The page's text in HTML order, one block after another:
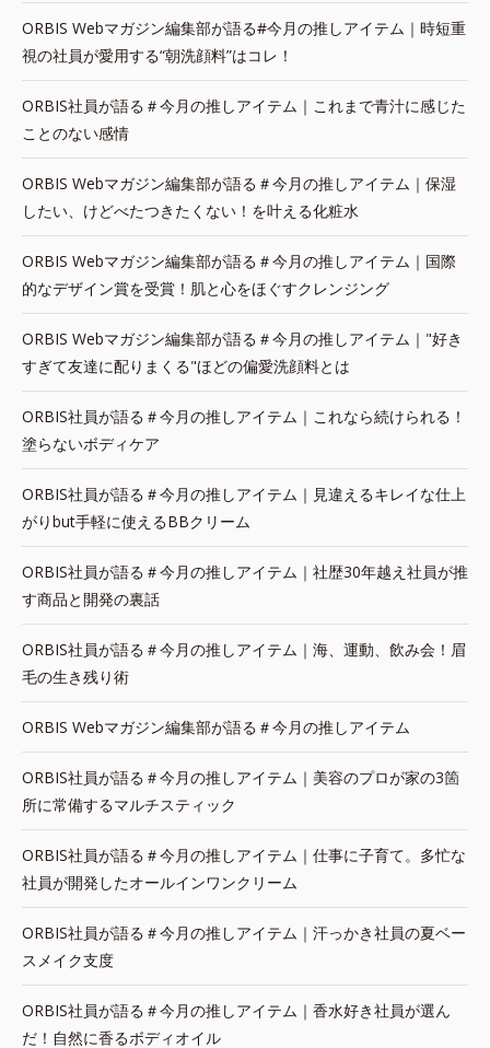
ORBIS Webマガジン編集部が語る#今月の推しアイテム｜時短重
視の社員が愛用する“朝洗顔料”はコレ！
ORBIS社員が語る＃今月の推しアイテム｜これまで青汁に感じた
ことのない感情
ORBIS Webマガジン編集部が語る＃今月の推しアイテム｜保湿
したい、けどべたつきたくない！を叶える化粧水
ORBIS Webマガジン編集部が語る＃今月の推しアイテム｜国際
的なデザイン賞を受賞！肌と心をほぐすクレンジング
ORBIS Webマガジン編集部が語る＃今月の推しアイテム｜"好き
すぎて友達に配りまくる"ほどの偏愛洗顔料とは
ORBIS社員が語る＃今月の推しアイテム｜これなら続けられる！
塗らないボディケア
ORBIS社員が語る＃今月の推しアイテム｜見違えるキレイな仕上
がりbut手軽に使えるBBクリーム
ORBIS社員が語る＃今月の推しアイテム｜社歴30年越え社員が推
す商品と開発の裏話
ORBIS社員が語る＃今月の推しアイテム｜海、運動、飲み会！眉
毛の生き残り術
ORBIS Webマガジン編集部が語る＃今月の推しアイテム
ORBIS社員が語る＃今月の推しアイテム｜美容のプロが家の3箇
所に常備するマルチスティック
ORBIS社員が語る＃今月の推しアイテム｜仕事に子育て。多忙な
社員が開発したオールインワンクリーム
ORBIS社員が語る＃今月の推しアイテム｜汗っかき社員の夏ベー
スメイク支度
ORBIS社員が語る＃今月の推しアイテム｜香水好き社員が選ん
だ！自然に香るボディオイル